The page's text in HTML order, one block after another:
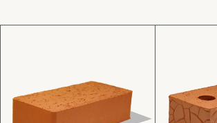
Кирпич керамический
рядовой полнотелый
одинарный (1НФ)
Кирпич керамический
рядовой полнотелый
одинарный с